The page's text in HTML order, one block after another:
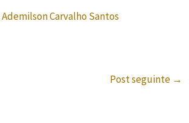
Ademilson Carvalho Santos
Post seguinte →